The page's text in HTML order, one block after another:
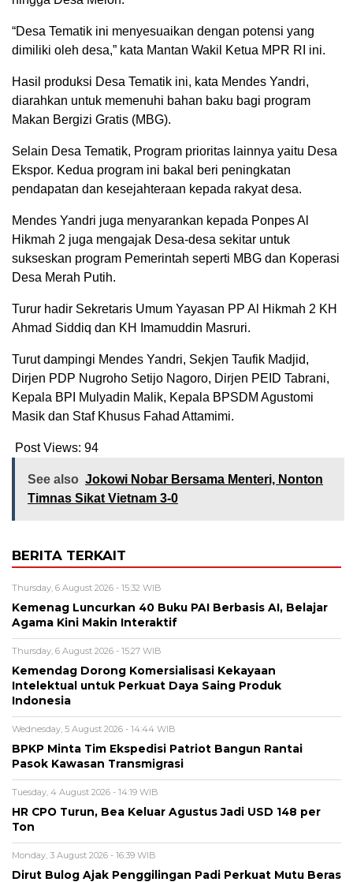
“Desa Tematik ini menyesuaikan dengan potensi yang
dimiliki oleh desa,” kata Mantan Wakil Ketua MPR RI ini.
Hasil produksi Desa Tematik ini, kata Mendes Yandri,
diarahkan untuk memenuhi bahan baku bagi program
Makan Bergizi Gratis (MBG).
Selain Desa Tematik, Program prioritas lainnya yaitu Desa
Ekspor. Kedua program ini bakal beri peningkatan
pendapatan dan kesejahteraan kepada rakyat desa.
Mendes Yandri juga menyarankan kepada Ponpes Al
Hikmah 2 juga mengajak Desa-desa sekitar untuk
sukseskan program Pemerintah seperti MBG dan Koperasi
Desa Merah Putih.
Turur hadir Sekretaris Umum Yayasan PP Al Hikmah 2 KH
Ahmad Siddiq dan KH Imamuddin Masruri.
Turut dampingi Mendes Yandri, Sekjen Taufik Madjid,
Dirjen PDP Nugroho Setijo Nagoro, Dirjen PEID Tabrani,
Kepala BPI Mulyadin Malik, Kepala BPSDM Agustomi
Masik dan Staf Khusus Fahad Attamimi.
Post Views: 94
See also Jokowi Nobar Bersama Menteri, Nonton
Timnas Sikat Vietnam 3-0
BERITA TERKAIT
Thursday, 6 August 2026 - 15:32 WIB
Kemenag Luncurkan 40 Buku PAI Berbasis AI, Belajar
Agama Kini Makin Interaktif
Thursday, 6 August 2026 - 15:27 WIB
Kemendag Dorong Komersialisasi Kekayaan
Intelektual untuk Perkuat Daya Saing Produk
Indonesia
Wednesday, 5 August 2026 - 14:44 WIB
BPKP Minta Tim Ekspedisi Patriot Bangun Rantai
Pasok Kawasan Transmigrasi
Tuesday, 4 August 2026 - 14:19 WIB
HR CPO Turun, Bea Keluar Agustus Jadi USD 148 per
Ton
Monday, 3 August 2026 - 16:39 WIB
Dirut Bulog Ajak Penggilingan Padi Perkuat Mutu Beras